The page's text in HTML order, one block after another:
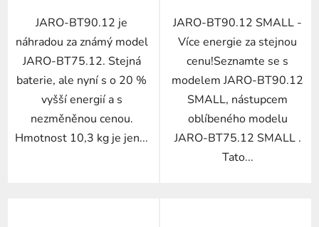
JARO-BT90.12 je
náhradou za známý model
JARO-BT75.12. Stejná
baterie, ale nyní s o 20 %
vyšší energií a s
nezměněnou cenou.
Hmotnost 10,3 kg je jen...
JARO-BT90.12 SMALL -
Více energie za stejnou
cenu!Seznamte se s
modelem JARO-BT90.12
SMALL, nástupcem
oblíbeného modelu
JARO-BT75.12 SMALL .
Tato...